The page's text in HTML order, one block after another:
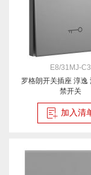
E8/31MJ-C3
罗格朗开关插座 淳逸
禁开关
加入清